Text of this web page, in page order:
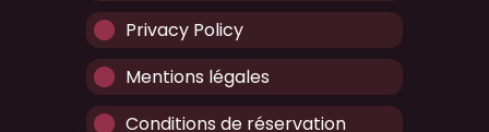
Privacy Policy
Mentions légales
Conditions de réservation